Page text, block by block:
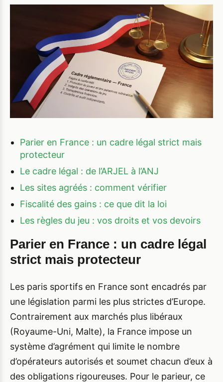
Parier en France : un cadre légal strict mais
protecteur
Le cadre légal : de l’ARJEL à l’ANJ
Les sites agréés : comment vérifier
Fiscalité des gains : ce que dit la loi
Les règles du jeu : vos droits et vos devoirs
Parier en France : un cadre légal
strict mais protecteur
Les paris sportifs en France sont encadrés par
une législation parmi les plus strictes d’Europe.
Contrairement aux marchés plus libéraux
(Royaume-Uni, Malte), la France impose un
système d’agrément qui limite le nombre
d’opérateurs autorisés et soumet chacun d’eux à
des obligations rigoureuses. Pour le parieur, ce